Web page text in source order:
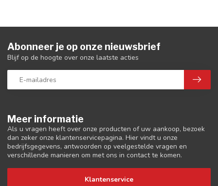
Meer informatie
Als u vragen heeft over onze producten of uw aankoop, bezoek
dan zeker onze klantenservicepagina. Hier vindt u onze
bedrijfsgegevens, antwoorden op veelgestelde vragen en
verschillende manieren om met ons in contact te komen.
Klantenservice
Abonneer je op onze nieuwsbrief
Blijf op de hoogte over onze laatste acties